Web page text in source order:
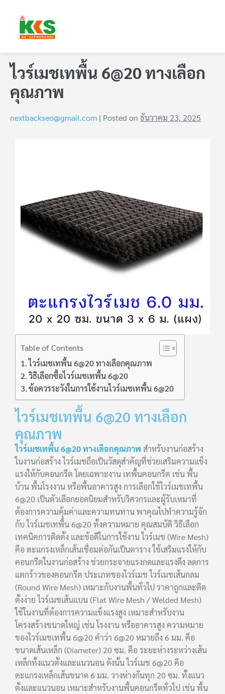
ไวร์เมชเทพื้น 6@20 ทางเลือก
คุณภาพ
nextbackseo@gmail.com | Posted on ธันวาคม 23, 2025
Table of Contents
ไวร์เมชเทพื้น 6@20 ทางเลือกคุณภาพ
วิธีเลือกซื้อไวร์เมชเทพื้น 6@20
ข้อควรระวังในการใช้งานไวร์เมชเทพื้น 6@20
ไวร์เมชเทพื้น 6@20 ทางเลือก
คุณภาพ
ไวร์เมชเทพื้น 6@20 ทางเลือกคุณภาพ สำหรับงานก่อสร้าง
ในงานก่อสร้าง ไวร์เมชถือเป็นวัสดุสำคัญที่ช่วยเสริมความแข็ง
แรงให้กับคอนกรีต โดยเฉพาะงาน เทพื้นคอนกรีต เช่น พื้น
บ้าน พื้นโรงงาน หรือพื้นอาคารสูง การเลือกใช้ไวร์เมชเทพื้น
6@20 เป็นตัวเลือกยอดนิยมสำหรับวิศวกรและผู้รับเหมาที่
ต้องการความคุ้มค่าและความทนทาน พาคุณไปทำความรู้จัก
กับ ไวร์เมชเทพื้น 6@20 ทั้งความหมาย คุณสมบัติ วิธีเลือก
เทคนิคการติดตั้ง และข้อดีในการใช้งาน ไวร์เมช (Wire Mesh)
คือ ตะแกรงเหล็กเส้นเชื่อมต่อกันเป็นตาราง ใช้เสริมแรงให้กับ
คอนกรีตในงานก่อสร้าง ช่วยกระจายแรงกดและแรงดึง ลดการ
แตกร้าวของคอนกรีต ประเภทของไวร์เมช ไวร์เมชเส้นกลม
(Round Wire Mesh) เหมาะกับงานพื้นทั่วไป ราคาถูกและติด
ตั้งง่าย ไวร์เมชเส้นแบน (Flat Wire Mesh / Welded Mesh)
ใช้ในงานที่ต้องการความแข็งแรงสูง เหมาะสำหรับงาน
โครงสร้างขนาดใหญ่ เช่น โรงงาน หรืออาคารสูง ความหมาย
ของไวร์เมชเทพื้น 6@20 คำว่า 6@20 หมายถึง 6 มม. คือ
ขนาดเส้นเหล็ก (Diameter) 20 ซม. คือ ระยะห่างระหว่างเส้น
เหล็กทั้งแนวตั้งและแนวนอน ดังนั้น ไวร์เมช 6@20 คือ
ตะแกรงเหล็กเส้นขนาด 6 มม. วางห่างกันทุก 20 ซม. ทั้งแนว
ตั้งและแนวนอน เหมาะสำหรับงานพื้นคอนกรีตทั่วไป เช่น พื้น